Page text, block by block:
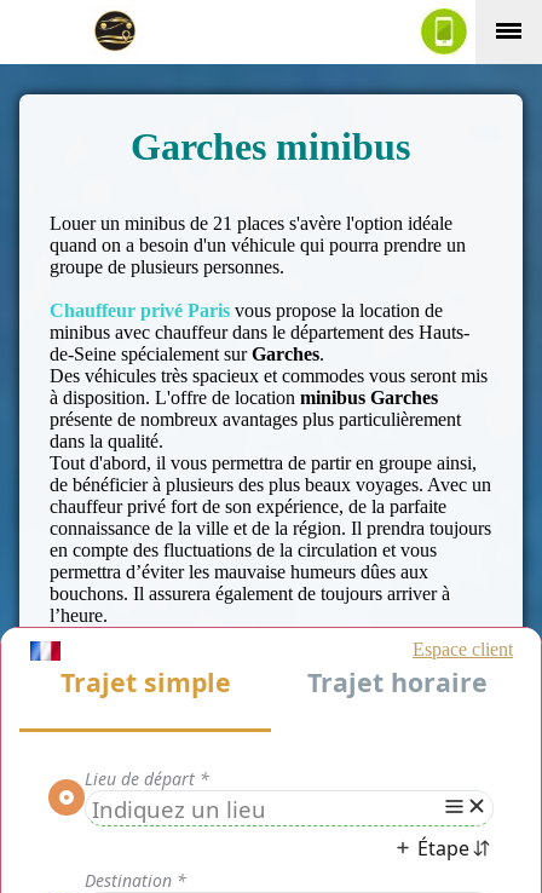
Garches minibus
Louer un minibus de 21 places s'avère l'option idéale
quand on a besoin d'un véhicule qui pourra prendre un
groupe de plusieurs personnes.
Chauffeur privé Paris vous propose la location de
minibus avec chauffeur dans le département des Hauts-
de-Seine spécialement surGarches.
Des véhicules très spacieux et commodes vous seront mis
à disposition. L'offre de locationminibus Garches
présente de nombreux avantages plus particulièrement
dans la qualité.
Tout d'abord, il vous permettra de partir en groupe ainsi,
de bénéficier à plusieurs des plus beaux voyages. Avec un
chauffeur privé fort de son expérience, de la parfaite
connaissance de la ville et de la région. Il prendra toujours
en compte des fluctuations de la circulation et vous
permettra d’éviter les mauvaise humeurs dûes aux
bouchons. Il assurera également de toujours arriver à
l’heure.